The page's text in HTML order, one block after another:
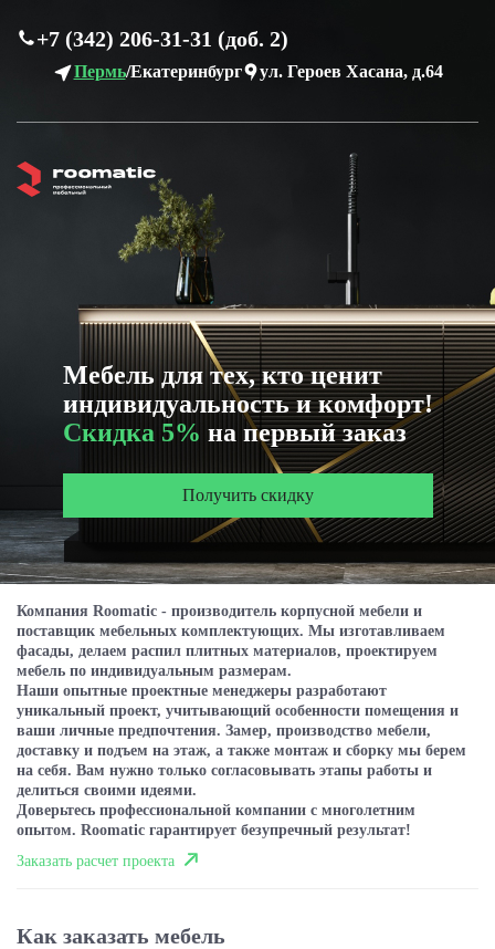
Пермь/Екатеринбург ул. Героев Хасана, д.64
+7 (342) 206-31-31 (доб. 2)
Мебель для тех, кто ценит
индивидуальность и комфорт!
Скидка 5% на первый заказ
Получить скидку
Компания Roomatic - производитель корпусной мебели и
поставщик мебельных комплектующих. Мы изготавливаем
фасады, делаем распил плитных материалов, проектируем
мебель по индивидуальным размерам.
Наши опытные проектные менеджеры разработают
уникальный проект, учитывающий особенности помещения и
ваши личные предпочтения. Замер, производство мебели,
доставку и подъем на этаж, а также монтаж и сборку мы берем
на себя. Вам нужно только согласовывать этапы работы и
делиться своими идеями.
Доверьтесь профессиональной компании с многолетним
опытом. Roomatic гарантирует безупречный результат!
Заказать расчет проекта
Как заказать мебель